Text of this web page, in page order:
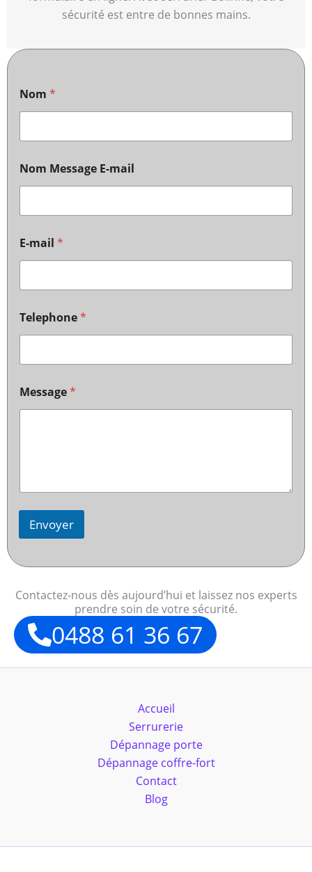
sécurité est entre de bonnes mains.
Nom *
Nom Message E-mail
E-mail *
Telephone*
Message*
Envoyer
Contactez-nous dès aujourd’hui et laissez nos experts
prendre soin de votre sécurité.
0488 61 36 67
Accueil
Serrurerie
Dépannage porte
Dépannage coffre-fort
Contact
Blog